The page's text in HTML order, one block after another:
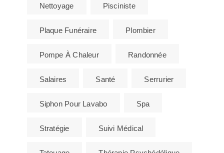
Nettoyage Pisciniste
Plaque Funéraire Plombier
Pompe À Chaleur Randonnée
Salaires Santé Serrurier
Siphon Pour Lavabo Spa
Stratégie Suivi Médical